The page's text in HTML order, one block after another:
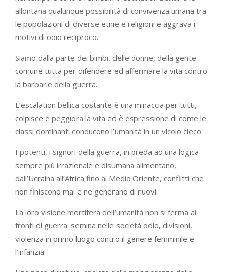
allontana qualunque possibilità di convivenza umana tra
le popolazioni di diverse etnie e religioni e aggrava i
motivi di odio reciproco.
Siamo dalla parte dei bimbi, delle donne, della gente
comune tutta per difendere ed affermare la vita contro
la barbarie della guerra.
L’escalation bellica costante è una minaccia per tutti,
colpisce e peggiora la vita ed è espressione di come le
classi dominanti conducono l’umanità in un vicolo cieco.
I potenti, i signori della guerra, in preda ad una logica
sempre più irrazionale e disumana alimentano,
dall’Ucraina all’Africa fino al Medio Oriente, conflitti che
non finiscono mai e ne generano di nuovi.
La loro visione mortifera dell’umanità non si ferma ai
fronti di guerra: semina nelle società odio, divisioni,
violenza in primo luogo contro il genere femminile e
l’infanzia.